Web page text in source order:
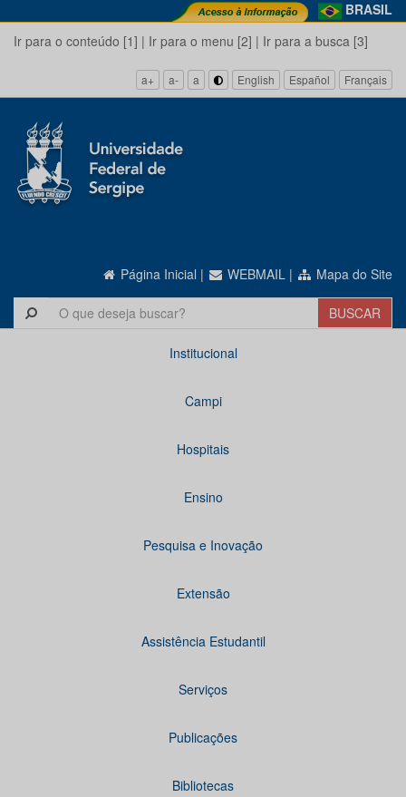
BRASIL
Ir para o conteúdo [1] | Ir para o menu [2] | Ir para a busca [3]
a+ a- a English Español Français
Página Inicial | WEBMAIL | Mapa do Site
Institucional
Campi
Hospitais
Ensino
Pesquisa e Inovação
Extensão
Assistência Estudantil
Serviços
Publicações
Bibliotecas